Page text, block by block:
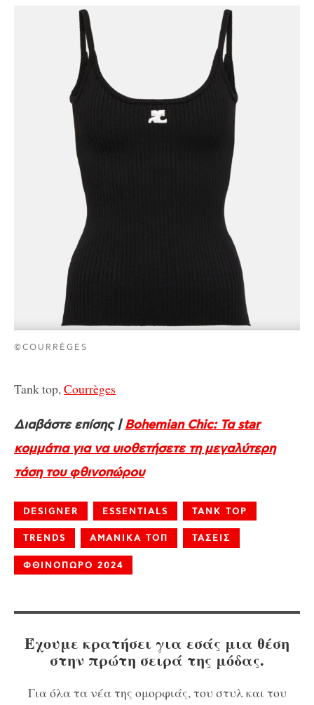
©COURRÈGES
Tank top,Courrèges
Διαβάστε επίσης |Bohemian Chic: Τα star
κομμάτια για να υιοθετήσετε τη μεγαλύτερη
τάση του φθινοπώρου
DESIGNER ESSENTIALS TANK TOP
TRENDS ΑΜΑΝΙΚΑ ΤΟΠ ΤΑΣΕΙΣ
ΦΘΙΝΟΠΩΡΟ 2024
Έχουμε κρατήσει για εσάς μια θέση
στην πρώτη σειρά της μόδας.
Για όλα τα νέα της ομορφιάς, του στυλ και του